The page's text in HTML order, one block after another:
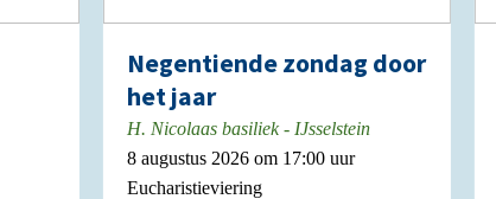
Negentiende zondag door
het jaar
H. Nicolaas basiliek - IJsselstein
8 augustus 2026 om 17:00 uur
Eucharistieviering